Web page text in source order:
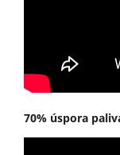
70% úspora